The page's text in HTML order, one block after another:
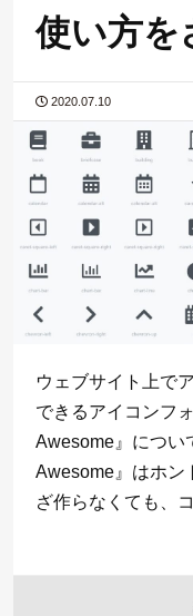
使い方を
2020.07.10
ウェブサイト上で
できるアイコンフ
Awesome』につい
Awesome』はホン
ざ作らなくても、